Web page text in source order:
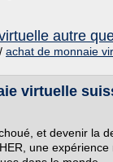
autre
/ achat de monnaie
virtuelle
et devenir la
une